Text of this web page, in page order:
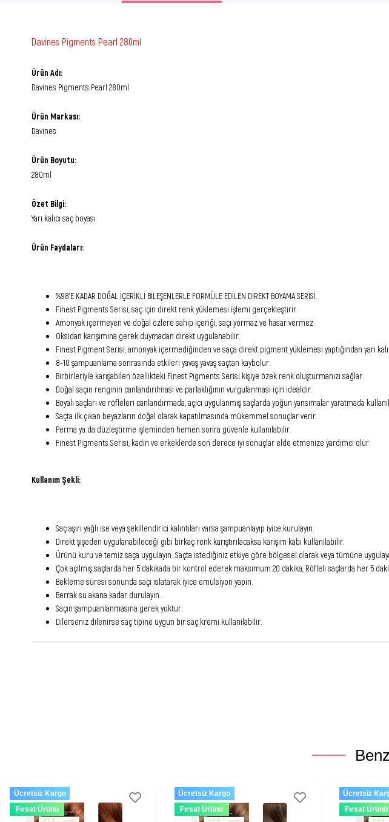
Davines Pigments Pearl 280ml
Ürün Adı:
Davines Pigments Pearl 280ml
Ürün Markası:
Davines
Ürün Boyutu:
280ml
Özet Bilgi:
Yarı kalıcı saç boyası.
Ürün Faydaları:
%98’E KADAR DOĞAL İÇERİKLİ BİLEŞENLERLE FORMÜLE EDİLEN DİREKT BOYAMA SERİSİ.
Finest Pigments Serisi, saç için direkt renk yüklemesi işlemi gerçekleştirir.
Amonyak içermeyen ve doğal özlere sahip içeriği, saçı yormaz ve hasar vermez.
Oksidan karışımına gerek duymadan direkt uygulanabilir.
Finest Pigment Serisi, amonyak içermediğinden ve saça direkt pigment yüklemesi yaptığından yarı
8-10 şampuanlama sonrasında etkileri yavaş yavaş saçtan kaybolur.
Birbirleriyle karışabilen özellikteki Finest Pigments Serisi kişiye özek renk oluşturmanızı sağlar.
Doğal saçın renginin canlandırılması ve parlaklığının vurgulanması için idealdir.
Boyalı saçları ve röfleleri canlandırmada, açıcı uygulanmış saçlarda yoğun yansımalar yaratmada
Saçta ilk çıkan beyazların doğal olarak kapatılmasında mükemmel sonuçlar verir.
Perma ya da düzleştirme işleminden hemen sonra güvenle kullanılabilir.
Finest Pigments Serisi, kadın ve erkeklerde son derece iyi sonuçlar elde etmenize yardımcı olur.
Kullanım Şekli:
Saç aşırı yağlı ise veya şekillendirici kalıntıları varsa şampuanlayıp iyice kurulayın.
Direkt şişeden uygulanabileceği gibi birkaç renk karıştırılacaksa karışım kabı kullanılabilir.
Ürünü kuru ve temiz saça uygulayın. Saçta istediğiniz etkiye göre bölgesel olarak veya tümüne
Çok açılmış saçlarda her 5 dakikada bir kontrol ederek maksimum 20 dakika, Röfleli saçlarda her 5
Bekleme süresi sonunda saçı ıslatarak iyice emülsiyon yapın.
Berrak su akana kadar durulayın.
Saçın şampuanlanmasına gerek yoktur.
Dilerseniz dilenirse saç tipine uygun bir saç kremi kullanılabilir.
Ücretsiz Kargo
Fırsat Ürünü
Ücretsiz Kargo
Fırsat Ürünü
Ücretsiz
Fırsat Ürünü